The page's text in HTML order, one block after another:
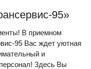
95»
В приемном
95 Вас ждет уютная
и
Здесь Вы